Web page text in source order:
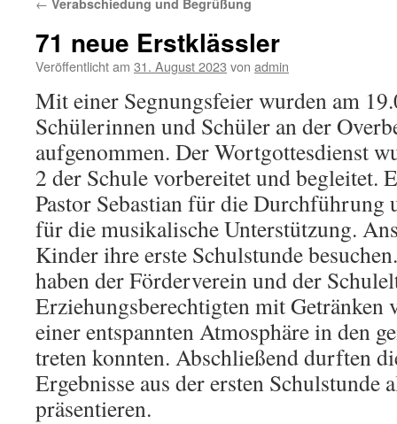
Verabschiedung und Begrüßung
71 neue Erstklässler
Veröffentlicht am 31. August 2023 von admin
Mit einer Segnungsfeier wurden am
Schülerinnen und Schüler an der
aufgenommen. Der Wortgottesdienst
2 der Schule vorbereitet und begleitet.
Pastor Sebastian für die
für die musikalische Unterstützung.
Kinder ihre erste Schulstunde
haben der Förderverein und der
Erziehungsberechtigten mit Getränken
einer entspannten Atmosphäre in den
treten konnten. Abschließend durften
Ergebnisse aus der ersten Schulstunde
präsentieren.